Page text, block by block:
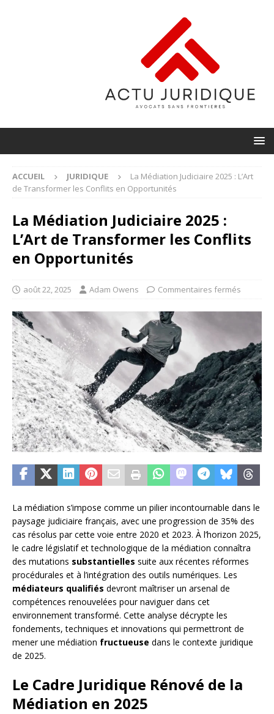
ACCUEIL JURIDIQUE
La Médiation Judiciaire 2025 : L’Art
de Transformer les Conflits en Opportunités
La Médiation Judiciaire 2025 :
L’Art de Transformer les Conflits
en Opportunités
août 22, 2025 Adam Owens Commentaires fermés
La médiation s’impose comme un pilier incontournable dans le
paysage judiciaire français, avec une progression de 35% des
cas résolus par cette voie entre 2020 et 2023. À l’horizon 2025,
le cadre législatif et technologique de la médiation connaîtra
des mutations substantielles suite aux récentes réformes
procédurales et à l’intégration des outils numériques. Les
médiateurs qualifiés devront maîtriser un arsenal de
compétences renouvelées pour naviguer dans cet
environnement transformé. Cette analyse décrypte les
fondements, techniques et innovations qui permettront de
mener une médiation fructueuse dans le contexte juridique
de 2025.
Le Cadre Juridique Rénové de la
Médiation en 2025